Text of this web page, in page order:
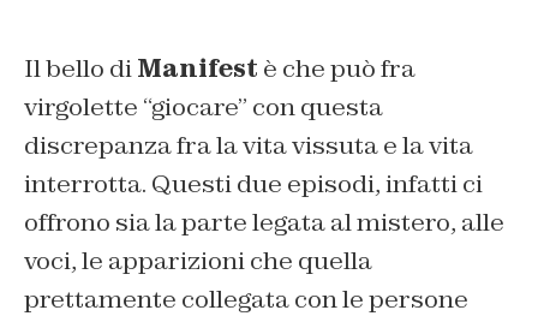
Il bello diManifest è che può fra
virgolette “giocare” con questa
discrepanza fra la vita vissuta e la vita
interrotta. Questi due episodi, infatti ci
offrono sia la parte legata al mistero, alle
voci, le apparizioni che quella
prettamente collegata con le persone